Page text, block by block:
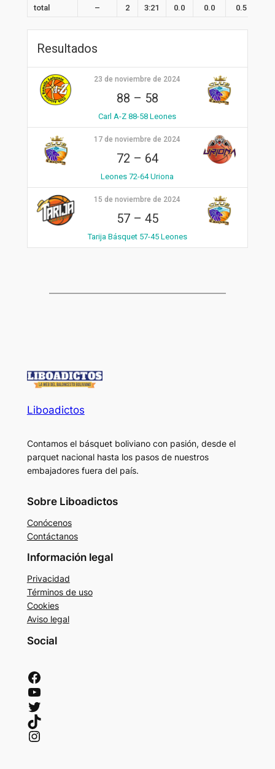
total
– 2 3:21 0.0 0.0 0.5
Resultados
23 de noviembre de 2024
88 – 58
Carl A-Z 88-58 Leones
17 de noviembre de 2024
72 – 64
Leones 72-64 Uriona
15 de noviembre de 2024
57– 45
Tarija Básquet 57-45 Leones
Liboadictos
Contamos el básquet boliviano con pasión, desde el
parquet nacional hasta los pasos de nuestros
embajadores fuera del país.
Sobre Liboadictos
Conócenos
Contáctanos
Información legal
Privacidad
Términos de uso
Cookies
Aviso legal
Social
Facebook
YouTube
Twitter
TikTok
Instagram